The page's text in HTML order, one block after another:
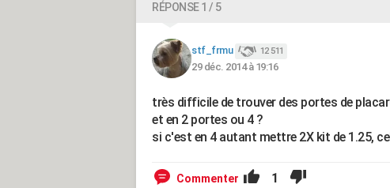
RÉPONSE 1 / 5
stf_frmu 12 511
29 déc. 2014 à 19:16
très difficile de trouver des portes de
et en 2 portes ou 4 ?
si c'est en 4 autant mettre 2X kit de 1.25,
Commenter 1